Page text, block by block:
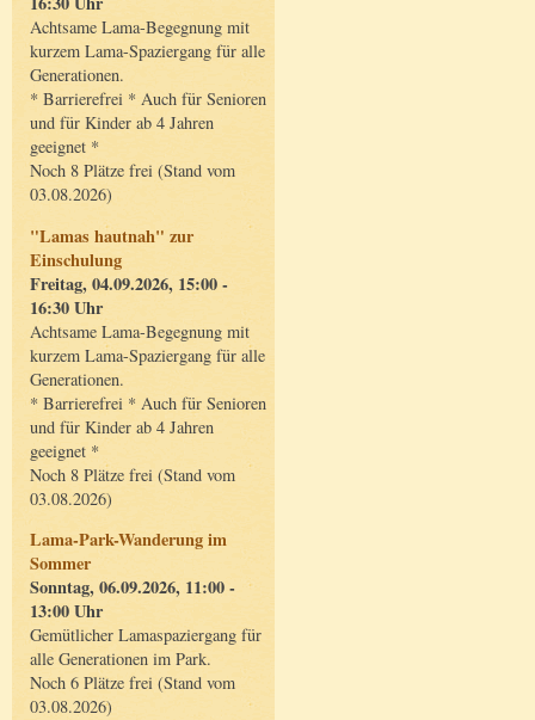
Achtsame Lama-Begegnung mit
kurzem Lama-Spaziergang für alle
Generationen.
* Barrierefrei * Auch für Senioren
und für Kinder ab 4 Jahren
geeignet *
Noch 8 Plätze frei (Stand vom
03.08.2026)
"Lamas hautnah" zur
Einschulung
Freitag, 04.09.2026, 15:00 -
16:30 Uhr
Achtsame Lama-Begegnung mit
kurzem Lama-Spaziergang für alle
Generationen.
* Barrierefrei * Auch für Senioren
und für Kinder ab 4 Jahren
geeignet *
Noch 8 Plätze frei (Stand vom
03.08.2026)
Lama-Park-Wanderung im
Sommer
Sonntag, 06.09.2026, 11:00 -
13:00 Uhr
Gemütlicher Lamaspaziergang für
alle Generationen im Park.
Noch 6 Plätze frei (Stand vom
03.08.2026)